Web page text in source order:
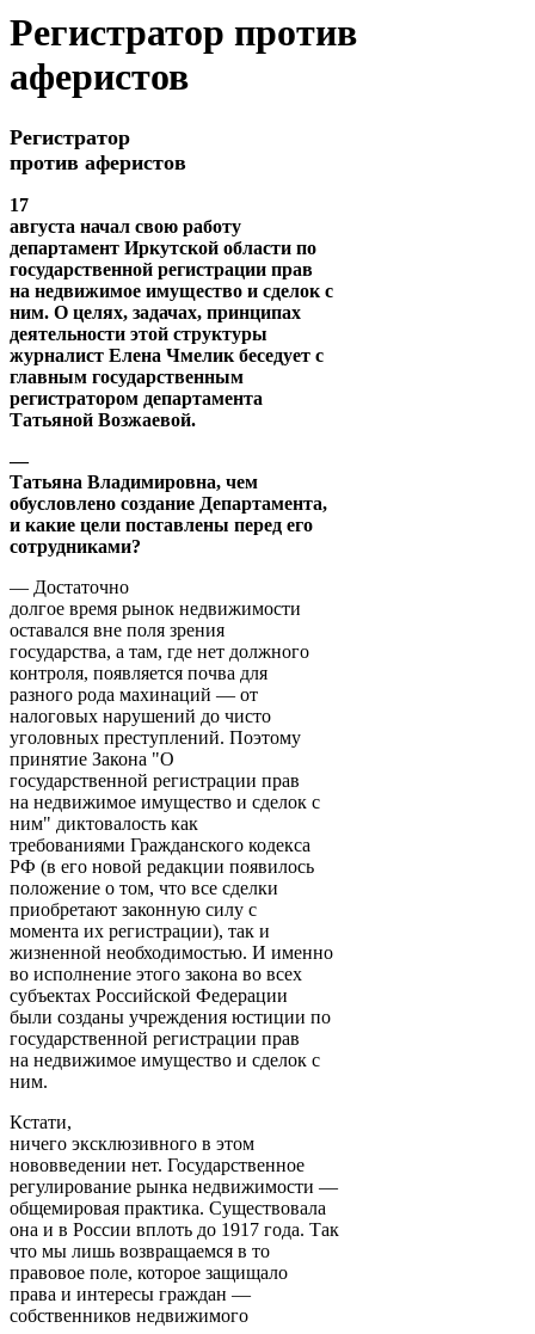
Регистратор против
аферистов
Регистратор
против аферистов
17
августа начал свою работу
департамент Иркутской области по
государственной регистрации прав
на недвижимое имущество и сделок с
ним. О целях, задачах, принципах
деятельности этой структуры
журналист Елена Чмелик беседует с
главным государственным
регистратором департамента
Татьяной Возжаевой.
—
Татьяна Владимировна, чем
обусловлено создание Департамента,
и какие цели поставлены перед его
сотрудниками?
— Достаточно
долгое время рынок недвижимости
оставался вне поля зрения
государства, а там, где нет должного
контроля, появляется почва для
разного рода махинаций — от
налоговых нарушений до чисто
уголовных преступлений. Поэтому
принятие Закона "О
государственной регистрации прав
на недвижимое имущество и сделок с
ним" диктовалость как
требованиями Гражданского кодекса
РФ (в его новой редакции появилось
положение о том, что все сделки
приобретают законную силу с
момента их регистрации), так и
жизненной необходимостью. И именно
во исполнение этого закона во всех
субъектах Российской Федерации
были созданы учреждения юстиции по
государственной регистрации прав
на недвижимое имущество и сделок с
ним.
Кстати,
ничего эксклюзивного в этом
нововведении нет. Государственное
регулирование рынка недвижимости —
общемировая практика. Существовала
она и в России вплоть до 1917 года. Так
что мы лишь возвращаемся в то
правовое поле, которое защищало
права и интересы граждан —
собственников недвижимого